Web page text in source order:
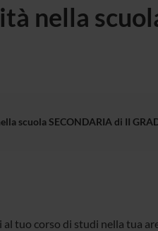
nella
scuola SECONDARIA di II
tuo corso di studi nella tua